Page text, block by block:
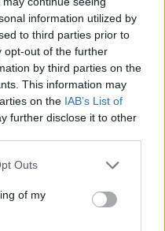
information utilized by
to third parties prior to
opt-out of the further
by third parties on the
This information may
on the IAB’s List of
further disclose it to other
Outs
of my